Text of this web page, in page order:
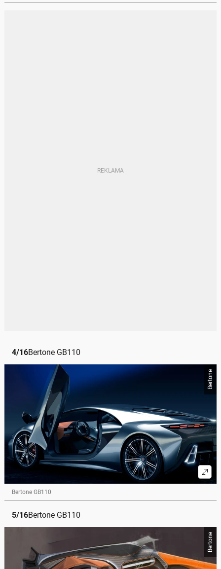
4/16Bertone GB110
Bertone
Bertone GB110
5/16Bertone GB110
Bertone